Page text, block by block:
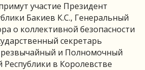
участие Президент
Бакиев К.С., Генеральный
о коллективной безопасности
секретарь
и Полномочный
Республики в Королевстве